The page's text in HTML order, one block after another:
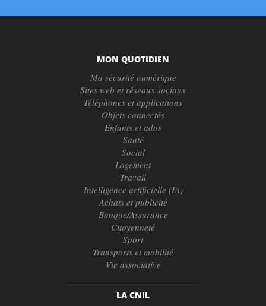
MON QUOTIDIEN
Ma sécurité numérique
Sites web et réseaux sociaux
Téléphones et applications
Objets connectés
Enfants et ados
Santé
Social
Logement
Travail
Intelligence artificielle (IA)
Achats et publicité
Banque/Assurance
Citoyenneté
Sport
Transports et mobilité
Vie associative
LA CNIL